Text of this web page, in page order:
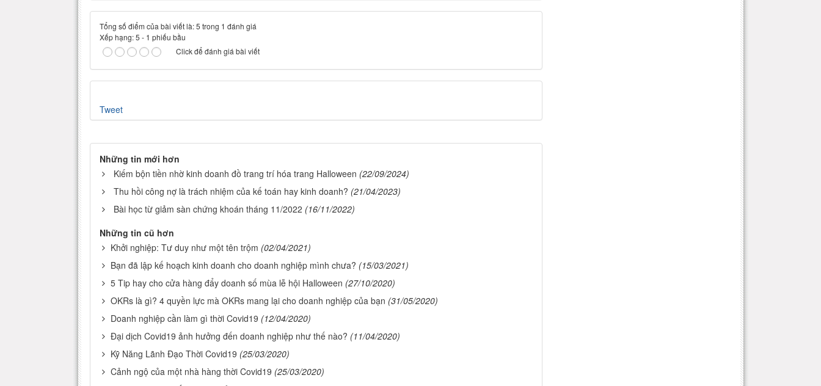
Tổng số điểm của bài viết là: 5 trong 1 đánh giá
Xếp hạng:5 - 1 phiếu bầu
Click để đánh giá bài viết
Tweet
Những tin mới hơn
Kiếm bộn tiền nhờ kinh doanh đồ trang trí hóa trang Halloween (22/09/2024)
Thu hồi công nợ là trách nhiệm của kế toán hay kinh doanh? (21/04/2023)
Bài học từ giảm sàn chứng khoán tháng 11/2022 (16/11/2022)
Những tin cũ hơn
Khởi nghiệp: Tư duy như một tên trộm (02/04/2021)
Bạn đã lập kế hoạch kinh doanh cho doanh nghiệp mình chưa? (15/03/2021)
5 Tip hay cho cửa hàng đẩy doanh số mùa lễ hội Halloween (27/10/2020)
OKRs là gì? 4 quyền lực mà OKRs mang lại cho doanh nghiệp của bạn (31/05/2020)
Doanh nghiệp cần làm gì thời Covid19 (12/04/2020)
Đại dịch Covid19 ảnh hưởng đến doanh nghiệp như thế nào? (11/04/2020)
Kỹ Năng Lãnh Đạo Thời Covid19 (25/03/2020)
Cảnh ngộ của một nhà hàng thời Covid19 (25/03/2020)